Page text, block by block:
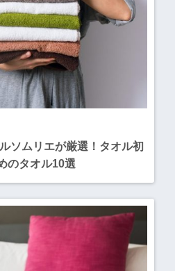
ソムリエが厳選！タオル初
のタオル10選